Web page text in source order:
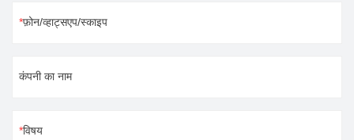
फ़ोन/व्हाट्सएप/स्काइप
कंपनी का नाम
विषय